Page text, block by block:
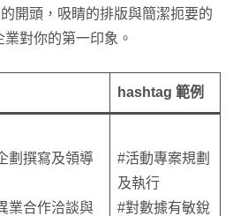
的開頭，吸睛的排版與簡潔扼要的
對你的第一印象。
hashtag 範例
劃撰寫及領導
業合作洽談與
#活動專案規劃
及執行
#對數據有敏銳